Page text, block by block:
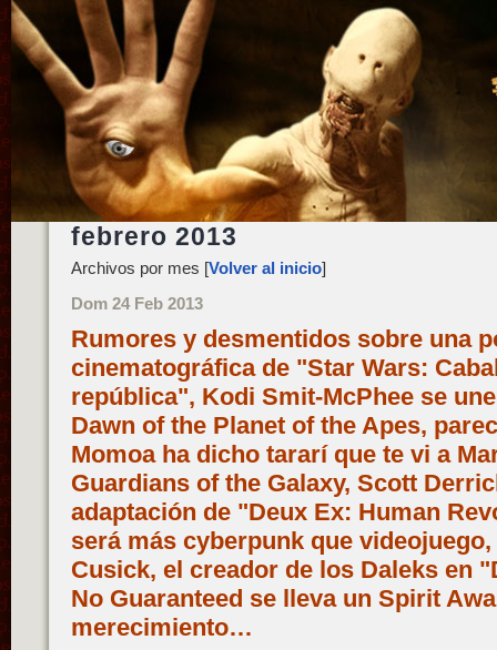
febrero 2013
Archivos por mes [Volver al inicio]
Dom 24 Feb 2013
Rumores y desmentidos sobre una
cinematográfica de "Star Wars:
república", Kodi Smit-McPhee se
Dawn of the Planet of the Apes,
Momoa ha dicho tararí que te vi a
Guardians of the Galaxy, Scott
adaptación de "Deux Ex: Human
será más cyberpunk que
Cusick, el creador de los Daleks en
No Guaranteed se lleva un Spirit
merecimiento…